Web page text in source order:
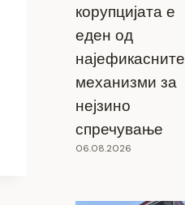
корупцијата е
еден од
најефикасните
механизми за
нејзино
спречување
06.08.2026